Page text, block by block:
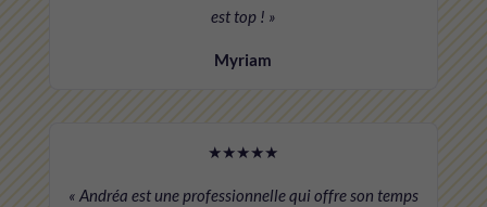
est top ! »
Myriam
★★★★★
« Andréa est une professionnelle qui offre son temps